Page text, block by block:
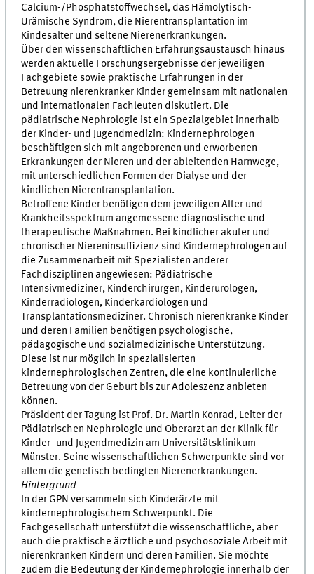
Calcium-/Phosphatstoffwechsel, das Hämolytisch-
Urämische Syndrom, die Nierentransplantation im
Kindesalter und seltene Nierenerkrankungen.
Über den wissenschaftlichen Erfahrungsaustausch hinaus
werden aktuelle Forschungsergebnisse der jeweiligen
Fachgebiete sowie praktische Erfahrungen in der
Betreuung nierenkranker Kinder gemeinsam mit nationalen
und internationalen Fachleuten diskutiert. Die
pädiatrische Nephrologie ist ein Spezialgebiet innerhalb
der Kinder- und Jugendmedizin: Kindernephrologen
beschäftigen sich mit angeborenen und erworbenen
Erkrankungen der Nieren und der ableitenden Harnwege,
mit unterschiedlichen Formen der Dialyse und der
kindlichen Nierentransplantation.
Betroffene Kinder benötigen dem jeweiligen Alter und
Krankheitsspektrum angemessene diagnostische und
therapeutische Maßnahmen. Bei kindlicher akuter und
chronischer Niereninsuffizienz sind Kindernephrologen auf
die Zusammenarbeit mit Spezialisten anderer
Fachdisziplinen angewiesen: Pädiatrische
Intensivmediziner, Kinderchirurgen, Kinderurologen,
Kinderradiologen, Kinderkardiologen und
Transplantationsmediziner. Chronisch nierenkranke Kinder
und deren Familien benötigen psychologische,
pädagogische und sozialmedizinische Unterstützung.
Diese ist nur möglich in spezialisierten
kindernephrologischen Zentren, die eine kontinuierliche
Betreuung von der Geburt bis zur Adoleszenz anbieten
können.
Präsident der Tagung ist Prof. Dr. Martin Konrad, Leiter der
Pädiatrischen Nephrologie und Oberarzt an der Klinik für
Kinder- und Jugendmedizin am Universitätsklinikum
Münster. Seine wissenschaftlichen Schwerpunkte sind vor
allem die genetisch bedingten Nierenerkrankungen.
Hintergrund
In der GPN versammeln sich Kinderärzte mit
kindernephrologischem Schwerpunkt. Die
Fachgesellschaft unterstützt die wissenschaftliche, aber
auch die praktische ärztliche und psychosoziale Arbeit mit
nierenkranken Kindern und deren Familien. Sie möchte
zudem die Bedeutung der Kindernephrologie innerhalb der